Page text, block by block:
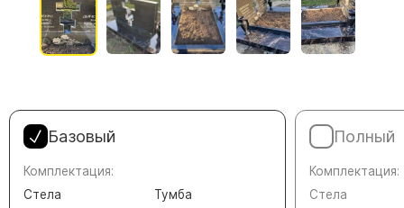
Кресты из белого мрамора
Фигурные памятники
Памятники комбинированные
Памятники из цветного гранита
Памятники красно-черные
Базовый
Комплектация:
Стела
Тумба
Полный
Комплектация:
Стела